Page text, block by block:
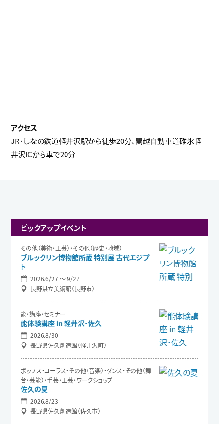
JR・しなの鉄道軽井沢駅から徒歩20分、関越自動車道碓氷軽
井沢ICから車で20分
ピックアップイベント
その他（美術・工芸）・その他（歴史・地域）
ブルックリン博物館所蔵 特別展 古代エジプ
ト
2026.6/27 〜 9/27
長野県立美術館（長野市）
能・講座・セミナー
能体験講座 in 軽井沢・佐久
2026.8/30
長野県佐久創造館（軽井沢町）
ポップス・コーラス・その他（音楽）・ダンス・その他（舞
台・芸能）・手芸・工芸・ワークショップ
佐久の夏
2026.8/23
長野県佐久創造館（佐久市）